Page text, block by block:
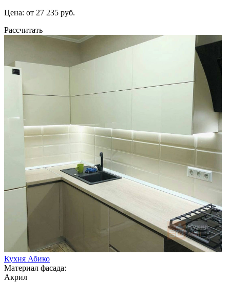
Цена: от 27 235 руб.
Рассчитать
Кухня Абико
Материал фасада:
Акрил